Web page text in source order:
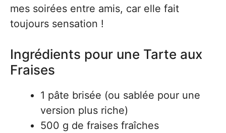
mes soirées entre amis, car elle fait
toujours sensation !
Ingrédients pour une Tarte aux
Fraises
1 pâte brisée (ou sablée pour une
version plus riche)
500 g de fraises fraîches